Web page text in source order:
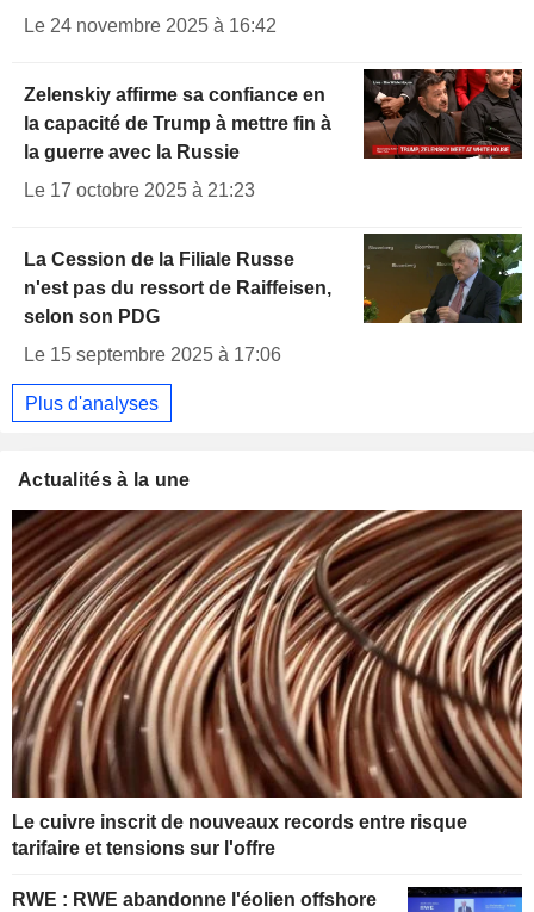
Le 24 novembre 2025 à 16:42
Zelenskiy affirme sa confiance en
la capacité de Trump à mettre fin à
la guerre avec la Russie
Le 17 octobre 2025 à 21:23
La Cession de la Filiale Russe
n'est pas du ressort de Raiffeisen,
selon son PDG
Le 15 septembre 2025 à 17:06
Plus d'analyses
Actualités à la une
Le cuivre inscrit de nouveaux records entre risque
tarifaire et tensions sur l'offre
RWE : RWE abandonne l'éolien offshore